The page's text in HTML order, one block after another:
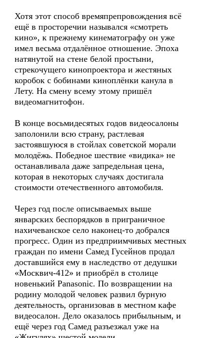
Хотя этот способ времяпрепровождения всё
ещё в просторечии назывался «смотреть
кино», к прежнему кинематографу он уже
имел весьма отдалённое отношение. Эпоха
натянутой на стене белой простыни,
стрекочущего кинопроектора и жестяных
коробок с бобинами киноплёнки канула в
Лету. На смену всему этому пришёл
видеомагнитофон.
В конце восьмидесятых годов видеосалоны
заполонили всю страну, растлевая
застоявшуюся в стойлах советской морали
молодёжь. Победное шествие «видика» не
останавливала даже запредельная цена,
которая в некоторых случаях достигала
стоимости отечественного автомобиля.
Через год после описываемых выше
январских беспорядков в приграничное
нахичеванское село наконец-то добрался
прогресс. Один из предприимчивых местных
граждан по имени Самед Гусейнов продал
доставшийся ему в наследство от дедушки
«Москвич-412» и приобрёл в столице
новенький Panasonic. По возвращении на
родину молодой человек развил бурную
деятельность, организовав в местном кафе
видеосалон. Дело оказалось прибыльным, и
ещё через год Самед разъезжал уже на